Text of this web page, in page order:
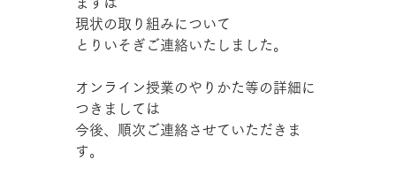
まずは
現状の取り組みについて
とりいそぎご連絡いたしました。
オンライン授業のやりかた等の詳細に
つきましては
今後、順次ご連絡させていただきま
す。